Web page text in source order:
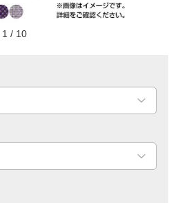
1 / 10